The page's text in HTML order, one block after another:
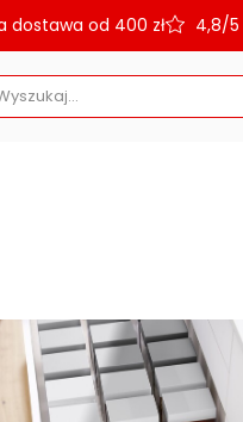
dostawa od 400 zł 4,8/5